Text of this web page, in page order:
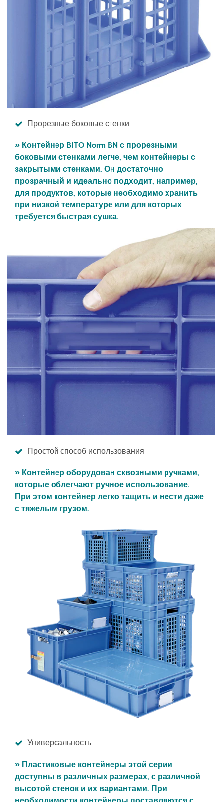
Прорезные боковые стенки
» Контейнер BITO Norm BN с прорезными
боковыми стенками легче, чем контейнеры с
закрытыми стенками. Он достаточно
прозрачный и идеально подходит, например,
для продуктов, которые необходимо хранить
при низкой температуре или для которых
требуется быстрая сушка.
Простой способ использования
» Контейнер оборудован сквозными ручками,
которые облегчают ручное использование.
При этом контейнер легко тащить и нести даже
с тяжелым грузом.
Универсальность
» Пластиковые контейнеры этой серии
доступны в различных размерах, с различной
высотой стенок и их вариантами. При